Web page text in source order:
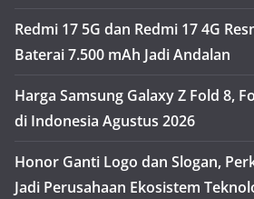
Redmi 17 5G dan Redmi 17 4G
Baterai 7.500 mAh Jadi Andalan
Harga Samsung Galaxy Z Fold 8,
di Indonesia Agustus 2026
Honor Ganti Logo dan Slogan,
Jadi Perusahaan Ekosistem